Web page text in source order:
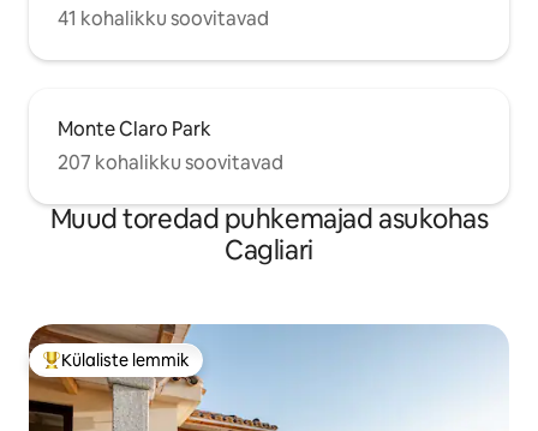
41 kohalikku soovitavad
Monte Claro Park
207 kohalikku soovitavad
Muud toredad puhkemajad asukohas
Cagliari
Külaliste suur lemmik
Külaliste lemmik